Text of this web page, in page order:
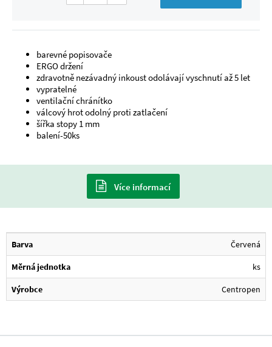
barevné popisovače
ERGO držení
zdravotně nezávadný inkoust odolávají vyschnutí až 5 let
vypratelné
ventilační chránítko
válcový hrot odolný proti zatlačení
šířka stopy 1 mm
balení-50ks
Více informací
Barva Červená
Měrná jednotka ks
Výrobce Centropen